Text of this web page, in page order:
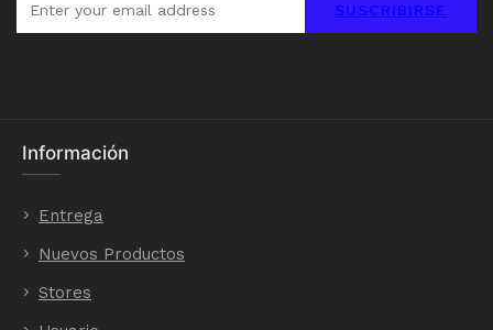
SUSCRIBIRSE
Información
Entrega
Nuevos Productos
Stores